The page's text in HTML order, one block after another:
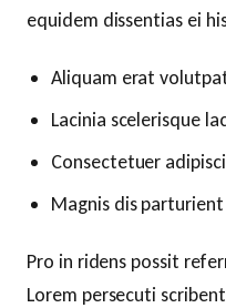
equidem dissentias ei
Aliquam erat
Lacinia scelerisque
Consectetuer
Magnis dis
Pro in ridens possit
Lorem persecuti